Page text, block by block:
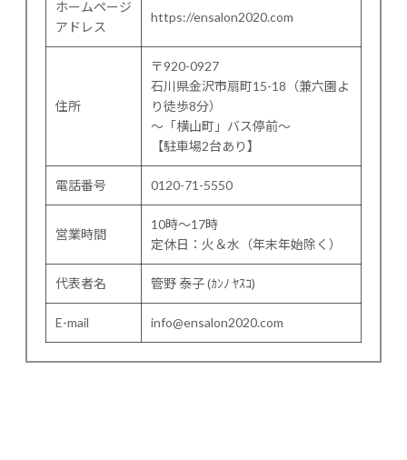
ホームページ
アドレス
https://ensalon2020.com
住所
〒920-0927
石川県金沢市扇町15-18（兼六園よ
り徒歩8分）
〜「横山町」バス停前〜
【駐車場2台あり】
電話番号 0120-71-5550
営業時間
10時～17時
定休日：火＆水（年末年始除く）
代表者名 管野 泰子 (ｶﾝﾉ ﾔｽｺ)
E-mail info@ensalon2020.com